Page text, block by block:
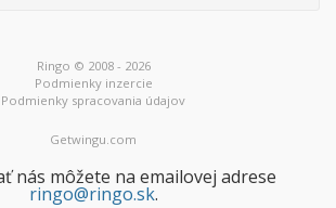
Ringo © 2008 - 2026
Podmienky inzercie
Podmienky spracovania údajov
Getwingu.com
nás môžete na emailovej adrese
ringo@ringo.sk.